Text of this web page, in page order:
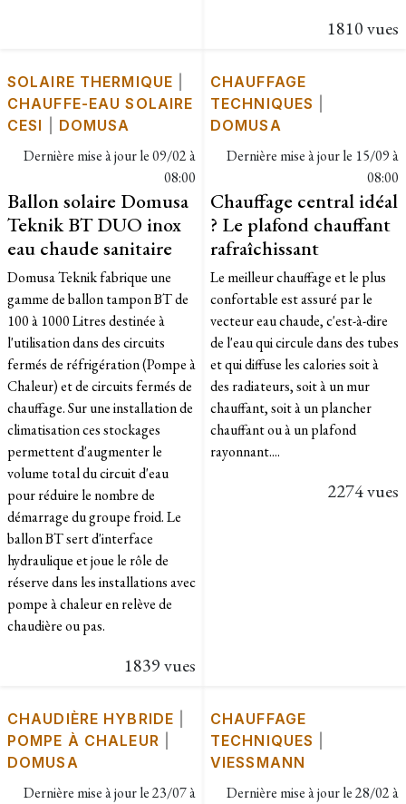
1810 vues
SOLAIRE THERMIQUE
CHAUFFE-EAU SOLAIRE
CESI
DOMUSA
Dernière mise à jour le09/02 à
08:00
Ballon solaire Domusa
Teknik BT DUO inox
eau chaude sanitaire
Domusa Teknik fabrique une
gamme de ballon tampon BT de
100 à 1000 Litres destinée à
l'utilisation dans des circuits
fermés de réfrigération (Pompe à
Chaleur) et de circuits fermés de
chauffage. Sur une installation de
climatisation ces stockages
permettent d'augmenter le
volume total du circuit d'eau
pour réduire le nombre de
démarrage du groupe froid. Le
ballon BT sert d'interface
hydraulique et joue le rôle de
réserve dans les installations avec
pompe à chaleur en relève de
chaudière ou pas.
1839 vues
CHAUFFAGE
TECHNIQUES
DOMUSA
Dernière mise à jour le 15/09 à
08:00
Chauffage central idéal
? Le plafond chauffant
rafraîchissant
Le meilleur chauffage et le plus
confortable est assuré par le
vecteur eau chaude, c'est-à-dire
de l'eau qui circule dans des tubes
et qui diffuse les calories soit à
des radiateurs, soit à un mur
chauffant, soit à un plancher
chauffant ou à un plafond
rayonnant....
2274 vues
CHAUDIÈRE HYBRIDE
POMPE À CHALEUR
DOMUSA
Dernière mise à jour le23/07 à
CHAUFFAGE
TECHNIQUES
VIESSMANN
Dernière mise à jour le28/02 à